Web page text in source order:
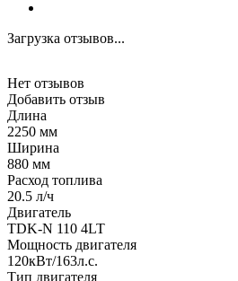
Загрузка отзывов...
Нет отзывов
Добавить отзыв
Длина
2250 мм
Ширина
880 мм
Расход топлива
20.5 л/ч
Двигатель
TDK-N 110 4LT
Мощность двигателя
120кВт/163л.с.
Тип двигателя